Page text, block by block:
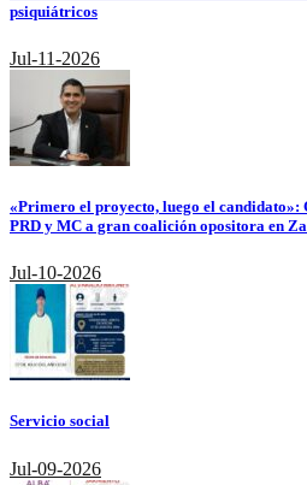
psiquiátricos
Jul-11-2026
«Primero el proyecto, luego el candidato»:
PRD y MC a gran coalición opositora en
Jul-10-2026
Servicio social
Jul-09-2026